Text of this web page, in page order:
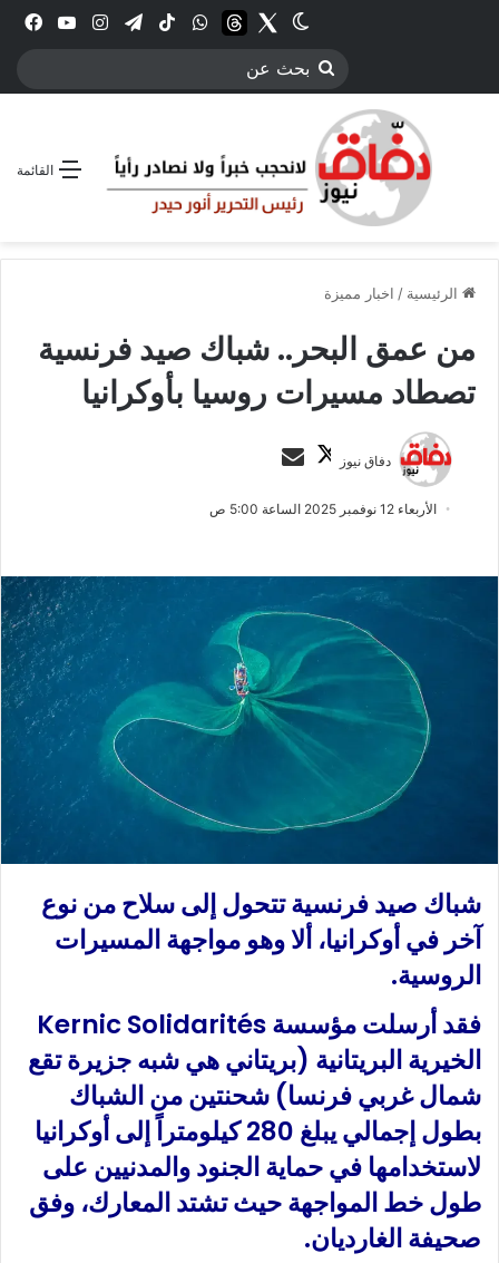
انستقرامتيلقرام‫TikTokواتسابthreadsTwitter
الوضع المظلم
بحث
القائمة
الرئيسية / اخبار مميزة
من عمق البحر.. شباك صيد فرنسية
تصطاد مسيرات روسيا بأوكرانيا
دفاق نيوز
ت
ب
ل
ى
X
س
ر
ي
إ
ل
ك
و
ا
الأربعاء 12 نوفمبر 2025 الساعة 5:00 ص
شباك صيد فرنسية تتحول إلى سلاح من نوع
آخر في أوكرانيا، ألا وهو مواجهة المسيرات
الروسية.
فقد أرسلت مؤسسة Kernic Solidarités
الخيرية البريتانية (بريتاني هي شبه جزيرة تقع
شمال غربي فرنسا) شحنتين من الشباك
بطول إجمالي يبلغ 280 كيلومتراً إلى أوكرانيا
لاستخدامها في حماية الجنود والمدنيين على
طول خط المواجهة حيث تشتد المعارك، وفق
صحيفة الغارديان.